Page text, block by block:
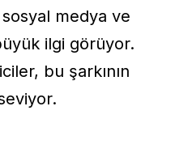
sosyal medya ve
ilgi görüyor.
bu şarkının